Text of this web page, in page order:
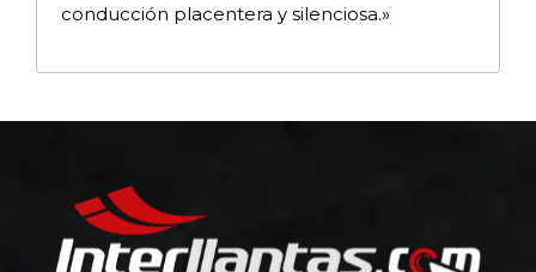
conducción placentera y silenciosa.»